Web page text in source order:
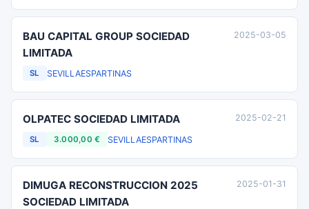
BAU CAPITAL GROUP SOCIEDAD
LIMITADA
SL SEVILLAESPARTINAS
2025-03-05
OLPATEC SOCIEDAD LIMITADA
SL 3.000,00 € SEVILLAESPARTINAS
2025-02-21
DIMUGA RECONSTRUCCION 2025
SOCIEDAD LIMITADA
2025-01-31